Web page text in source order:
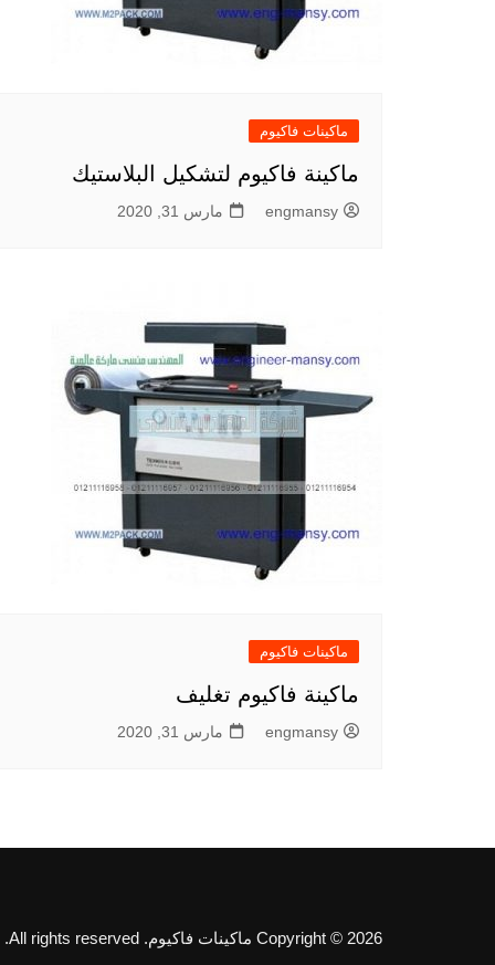
ماكينات فاكيوم
ماكينة فاكيوم لتشكيل البلاستيك
engmansy مارس 31, 2020
ماكينات فاكيوم
ماكينة فاكيوم تغليف
engmansy مارس 31, 2020
Copyright © 2026 ماكينات فاكيوم. All rights reserved.